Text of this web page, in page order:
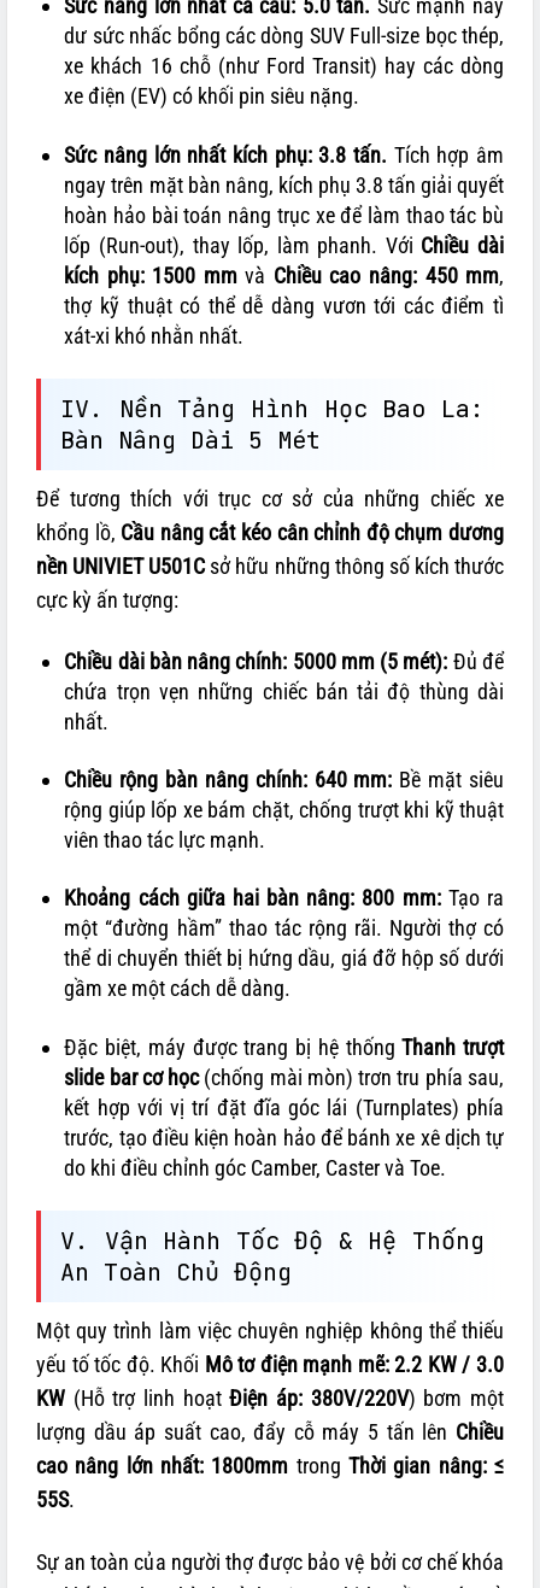
Sức nâng lớn nhất cả cầu: 5.0 tấn. Sức mạnh này
dư sức nhấc bổng các dòng SUV Full-size bọc thép,
xe khách 16 chỗ (như Ford Transit) hay các dòng
xe điện (EV) có khối pin siêu nặng.
Sức nâng lớn nhất kích phụ: 3.8 tấn. Tích hợp âm
ngay trên mặt bàn nâng, kích phụ 3.8 tấn giải quyết
hoàn hảo bài toán nâng trục xe để làm thao tác bù
lốp (Run-out), thay lốp, làm phanh. Với Chiều dài
kích phụ: 1500 mmvà Chiều cao nâng: 450 mm,
thợ kỹ thuật có thể dễ dàng vươn tới các điểm tì
xát-xi khó nhằn nhất.
IV. Nền Tảng Hình Học Bao La:
Bàn Nâng Dài 5 Mét
Để tương thích với trục cơ sở của những chiếc xe
khổng lồ, Cầu nâng cắt kéo cân chỉnh độ chụm dương
nền UNIVIET U501Csở hữu những thông số kích thước
cực kỳ ấn tượng:
Chiều dài bàn nâng chính: 5000 mm (5 mét): Đủ để
chứa trọn vẹn những chiếc bán tải độ thùng dài
nhất.
Chiều rộng bàn nâng chính: 640 mm: Bề mặt siêu
rộng giúp lốp xe bám chặt, chống trượt khi kỹ thuật
viên thao tác lực mạnh.
Khoảng cách giữa hai bàn nâng: 800 mm:Tạo ra
một “đường hầm” thao tác rộng rãi. Người thợ có
thể di chuyển thiết bị hứng dầu, giá đỡ hộp số dưới
gầm xe một cách dễ dàng.
Đặc biệt, máy được trang bị hệ thốngThanh trượt
slide bar cơ học(chống mài mòn) trơn tru phía sau,
kết hợp với vị trí đặt đĩa góc lái (Turnplates) phía
trước, tạo điều kiện hoàn hảo để bánh xe xê dịch tự
do khi điều chỉnh góc Camber, Caster và Toe.
V. Vận Hành Tốc Độ & Hệ Thống
An Toàn Chủ Động
Một quy trình làm việc chuyên nghiệp không thể thiếu
yếu tố tốc độ. Khối Mô tơ điện mạnh mẽ: 2.2 KW / 3.0
KW (Hỗ trợ linh hoạtĐiện áp: 380V/220V) bơm một
lượng dầu áp suất cao, đẩy cỗ máy 5 tấn lên Chiều
cao nâng lớn nhất: 1800mm trongThời gian nâng: ≤
55S.
Sự an toàn của người thợ được bảo vệ bởi cơ chế khóa